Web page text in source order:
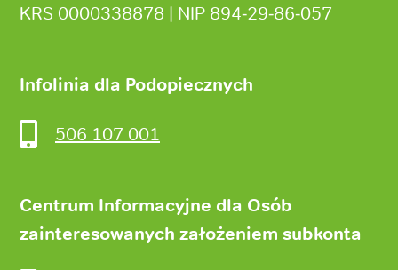
KRS 0000338878 | NIP 894‑29‑86‑057
Infolinia dla Podopiecznych
506 107 001
Centrum Informacyjne dla Osób
zainteresowanych założeniem subkonta